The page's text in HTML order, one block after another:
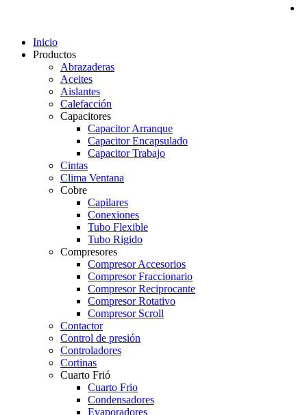
Inicio
Productos
Abrazaderas
Aceites
Aislantes
Calefacción
Capacitores
Capacitor Arranque
Capacitor Encapsulado
Capacitor Trabajo
Cintas
Clima Ventana
Cobre
Capilares
Conexiones
Tubo Flexible
Tubo Rigido
Compresores
Compresor Accesorios
Compresor Fraccionario
Compresor Reciprocante
Compresor Rotativo
Compresor Scroll
Contactor
Control de presión
Controladores
Cortinas
Cuarto Frió
Cuarto Frio
Condensadores
Evaporadores